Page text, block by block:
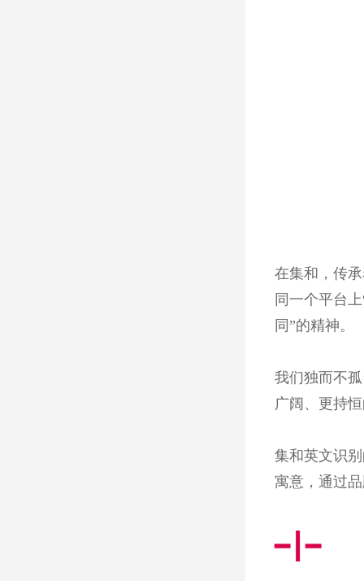
在集和，传
同一个平台
同”的精神。
我们独而不
广阔、更持
集和英文识
寓意，通过
━┃━